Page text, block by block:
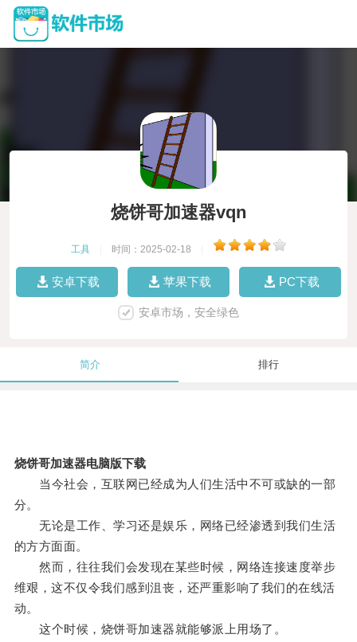
烧饼哥加速器vqn
工具 时间：2025-02-18
安卓下载 苹果下载 PC下载
安卓市场，安全绿色
简介 排行
烧饼哥加速器电脑版下载
当今社会，互联网已经成为人们生活中不可或缺的一部
分。
无论是工作、学习还是娱乐，网络已经渗透到我们生活
的方方面面。
然而，往往我们会发现在某些时候，网络连接速度举步
维艰，这不仅令我们感到沮丧，还严重影响了我们的在线活
动。
这个时候，烧饼哥加速器就能够派上用场了。